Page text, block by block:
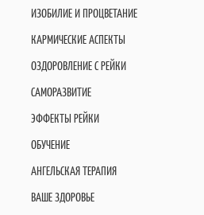
ИЗОБИЛИЕ И ПРОЦВЕТАНИЕ
КАРМИЧЕСКИЕ АСПЕКТЫ
ОЗДОРОВЛЕНИЕ С РЕЙКИ
САМОРАЗВИТИЕ
ЭФФЕКТЫ РЕЙКИ
ОБУЧЕНИЕ
АНГЕЛЬСКАЯ ТЕРАПИЯ
ВАШЕ ЗДОРОВЬЕ